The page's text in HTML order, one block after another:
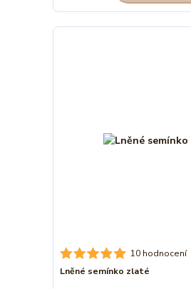
10 hodnocení
Lněné semínko zlaté